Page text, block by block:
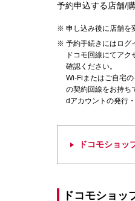
予約申込する店舗/
申し込み後に店舗を
予約手続きにはログ
ドコモ回線にてア
確認ください。
Wi-Fiまたはご自宅
の契約回線をお持ち
dアカウントの発行
ドコモショッ
ドコモショッ